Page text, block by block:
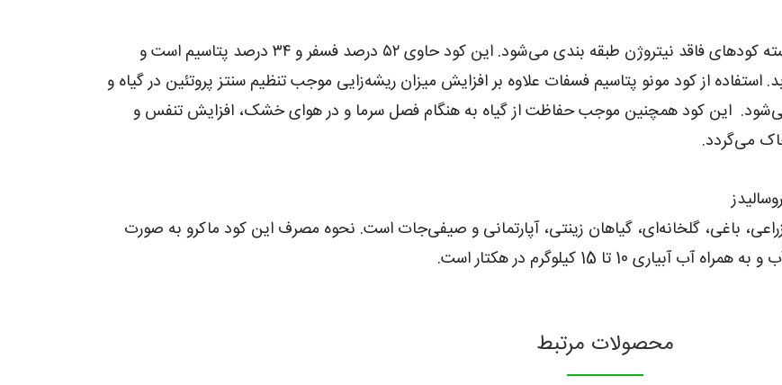
کود مونو پتاسیم فسفات 0.52.34 یوروسالیدز در دسته کودهای فاقد نیتروژن طبقه­ بندی می‌شود. این کود حاوی ۵۲ درصد فسفر و ۳۴ درصد پتاسیم است و
استفاده از کود مونو پتاسیم فسفات علاوه بر افزایش میزان ریشه‌زایی موجب تنظیم سنتز پروتئین در گیاه و
می­‌شود. این کود همچنین موجب حفاظت از گیاه به هنگام فصل سرما و در هوای خشک، افزایش تنفس و
می­‌گردد.
باغی، گلخانه‌ای، گیاهان زینتی، آپارتمانی و صیفی‌جات است. نحوه مصرف این کود ماکرو به صورت
محصولات مرتبط